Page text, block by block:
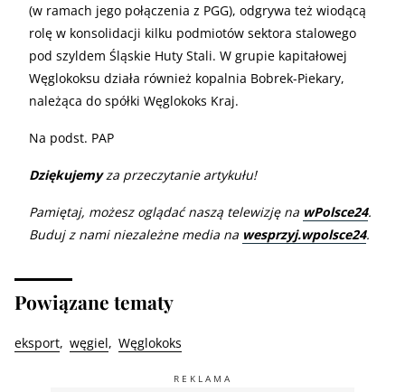
(w ramach jego połączenia z PGG), odgrywa też wiodącą
rolę w konsolidacji kilku podmiotów sektora stalowego
pod szyldem Śląskie Huty Stali. W grupie kapitałowej
Węglokoksu działa również kopalnia Bobrek-Piekary,
należąca do spółki Węglokoks Kraj.
Na podst. PAP
Dziękujemyza przeczytanie artykułu!
Pamiętaj, możesz oglądać naszą telewizję na wPolsce24.
Buduj z nami niezależne media na wesprzyj.wpolsce24.
Powiązane tematy
eksport węgiel Węglokoks